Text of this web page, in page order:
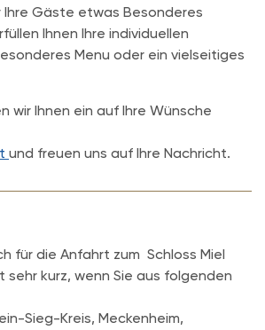
Ihre Gäste etwas Besonderes
Ihnen Ihre individuellen
Menu oder ein vielseitiges
wir Ihnen ein auf Ihre Wünsche
und freuen uns auf Ihre Nachricht.
für die Anfahrt zum Schloss Miel
sehr kurz, wenn Sie aus folgenden
Sieg-Kreis, Meckenheim,